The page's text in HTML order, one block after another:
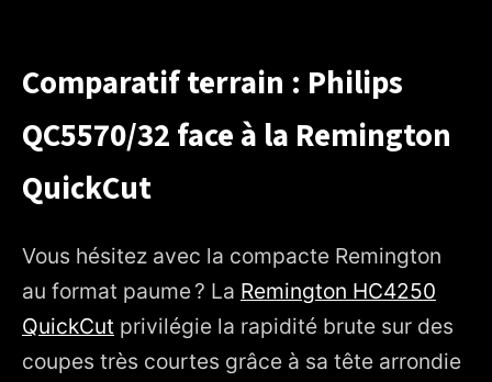
Comparatif terrain : Philips
QC5570/32 face à la Remington
QuickCut
Vous hésitez avec la compacte Remington
au format paume ? La Remington HC4250
QuickCut privilégie la rapidité brute sur des
coupes très courtes grâce à sa tête arrondie